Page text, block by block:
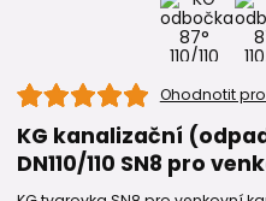
Ohodnotit
KG kanalizační
DN110/110 SN8 pro